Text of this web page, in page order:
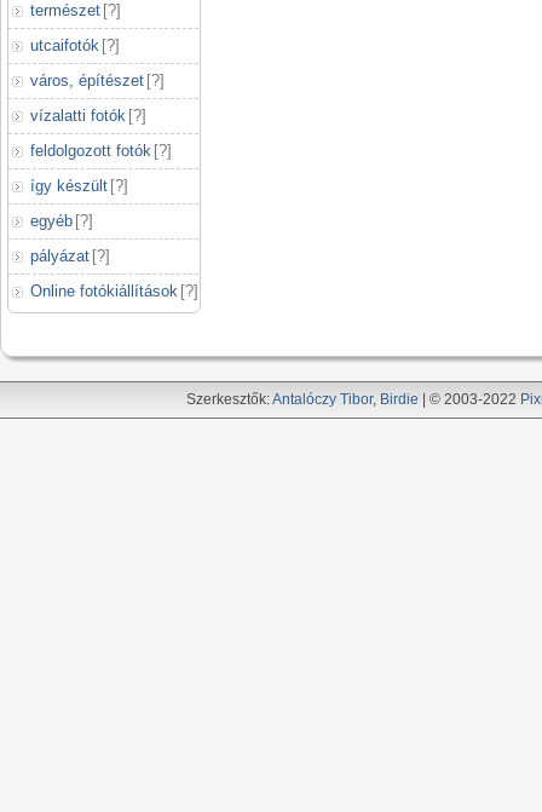
természet [?]
utcaifotók [?]
város, építészet [?]
vízalatti fotók [?]
feldolgozott fotók [?]
így készült [?]
egyéb [?]
pályázat [?]
Online fotókiállítások [?]
Szerkesztők:Antalóczy Tibor, Birdie | © 2003-2022